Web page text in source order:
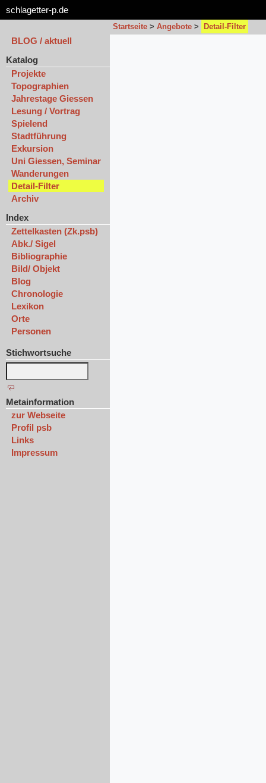
schlagetter-p.de
Startseite > Angebote > Detail-Filter
BLOG / aktuell
Katalog
Projekte
Topographien
Jahrestage Giessen
Lesung / Vortrag
Spielend
Stadtführung
Exkursion
Uni Giessen, Seminar
Wanderungen
Detail-Filter
Archiv
Index
Zettelkasten (Zk.psb)
Abk./ Sigel
Bibliographie
Bild/ Objekt
Blog
Chronologie
Lexikon
Orte
Personen
Stichwortsuche
Metainformation
zur Webseite
Profil psb
Links
Impressum